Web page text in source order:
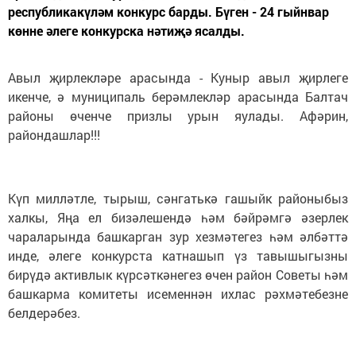
республикакүләм конкурс барды. Бүген - 24 гыйнвар
көнне әлеге конкурска нәтиҗә ясалды.
Авыл җирлекләре арасында - Куныр авыл җирлеге
икенче, ә муниципаль берәмлекләр арасында Балтач
районы өченче призлы урын яулады. Афәрин,
райондашлар!!!
Күп милләтле, тырыш, сәнгатькә гашыйк районыбыз
халкы, Яңа ел бизәлешендә һәм бәйрәмгә әзерлек
чараларында башкарган зур хезмәтегез һәм әлбәттә
инде, әлеге конкурста катнашып үз тавышыгызны
бирүдә активлык күрсәткәнегез өчен район Советы һәм
башкарма комитеты исеменнән ихлас рәхмәтебезне
белдерәбез.